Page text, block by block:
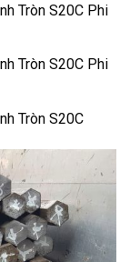
Tròn S20C Phi
Tròn S20C Phi
Tròn S20C